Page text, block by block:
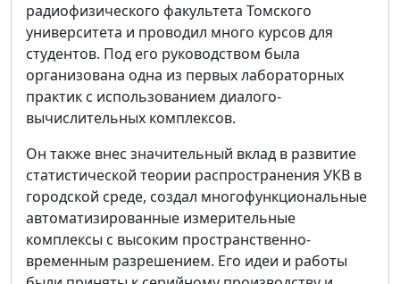
радиофизического факультета Томского
университета и проводил много курсов для
студентов. Под его руководством была
организована одна из первых лабораторных
практик с использованием диалого-
вычислительных комплексов.
Он также внес значительный вклад в развитие
статистической теории распространения УКВ в
городской среде, создал многофункциональные
автоматизированные измерительные
комплексы с высоким пространственно-
временным разрешением. Его идеи и работы